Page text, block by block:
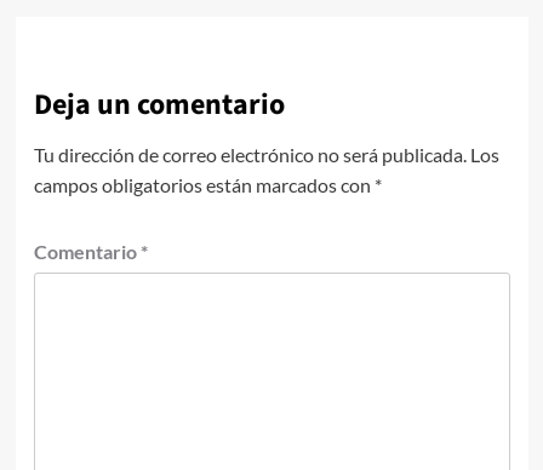
Deja un comentario
Tu dirección de correo electrónico no será publicada. Los
campos obligatorios están marcados con *
Comentario *